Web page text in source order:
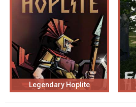
Legendary Hoplite